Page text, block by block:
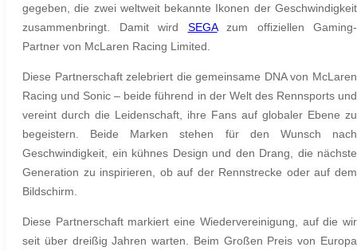
gegeben, die zwei weltweit bekannte Ikonen der Geschwindigkeit
zusammenbringt. Damit wird SEGAzum offiziellen Gaming-
Partner von McLaren Racing Limited.
Diese Partnerschaft zelebriert die gemeinsame DNA von McLaren
Racing und Sonic – beide führend in der Welt des Rennsports und
vereint durch die Leidenschaft, ihre Fans auf globaler Ebene zu
begeistern. Beide Marken stehen für den Wunsch nach
Geschwindigkeit, ein kühnes Design und den Drang, die nächste
Generation zu inspirieren, ob auf der Rennstrecke oder auf dem
Bildschirm.
Diese Partnerschaft markiert eine Wiedervereinigung, auf die wir
seit über dreißig Jahren warten. Beim Großen Preis von Europa